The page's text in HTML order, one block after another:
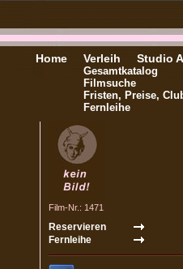
Home Verleih
Gesamtkatalog
Filmsuche
Fristen, Preise,
Fernleihe
Studio
Film-Nr.: 1471